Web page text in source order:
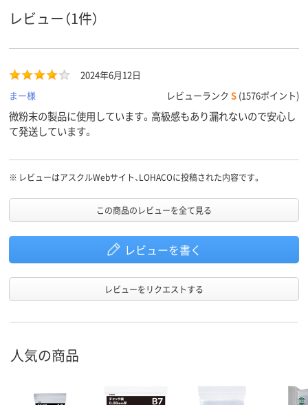
レビュー（1件）
2024年6月12日
まー様
レビューランク S (1576ポイント)
微粉末の製品に使用しています。高級感もあり漏れないので安心し
て発送しています。
※ レビューはアスクルWebサイト、LOHACOに投稿された内容です。
この商品のレビューを全て見る
レビューを書く
レビューをリクエストする
人気の商品